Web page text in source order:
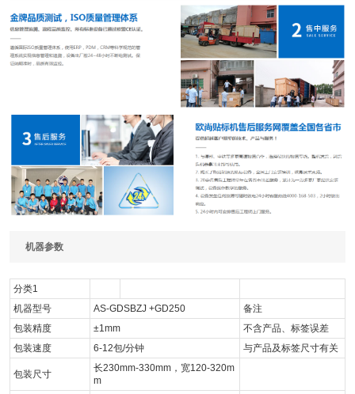
机器参数
分类1
机器型号
AS-GDSBZJ +GD250
备注
包装精度
±1mm
不含产品、标签误差
包装速度
6-12包/分钟 与产品及标签尺寸有关
包装尺寸
长230mm-330mm，宽120-320m
m